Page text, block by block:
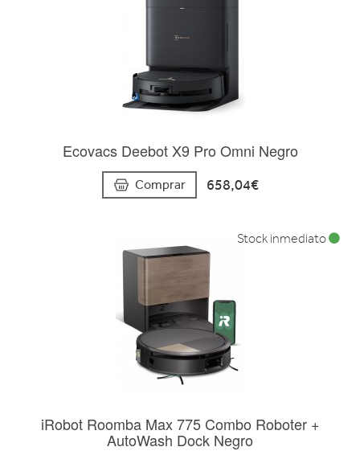
Ecovacs Deebot X9 Pro Omni Negro
Comprar 658,04€
iRobot Roomba Max 775 Combo Roboter +
AutoWash Dock Negro
Stock inmediato